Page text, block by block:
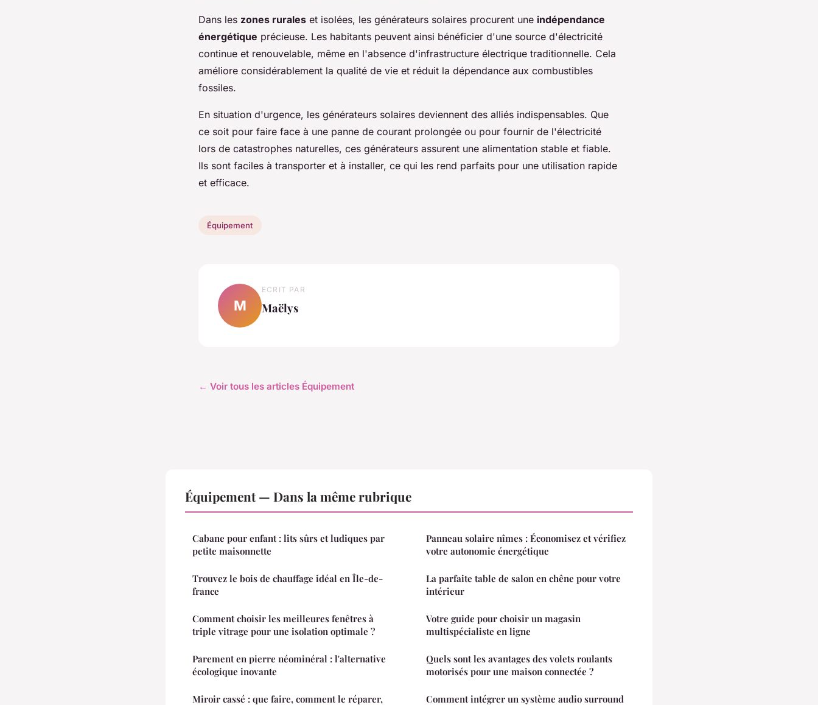
Dans les zones rurales et isolées, les générateurs solaires procurent une indépendance
énergétique précieuse. Les habitants peuvent ainsi bénéficier d'une source d'électricité
continue et renouvelable, même en l'absence d'infrastructure électrique traditionnelle. Cela
améliore considérablement la qualité de vie et réduit la dépendance aux combustibles
fossiles.
En situation d'urgence, les générateurs solaires deviennent des alliés indispensables. Que
ce soit pour faire face à une panne de courant prolongée ou pour fournir de l'électricité
lors de catastrophes naturelles, ces générateurs assurent une alimentation stable et fiable.
Ils sont faciles à transporter et à installer, ce qui les rend parfaits pour une utilisation rapide
et efficace.
Équipement
M
ECRIT PAR
Maëlys
← Voir tous les articles Équipement
Équipement — Dans la même rubrique
Cabane pour enfant : lits sûrs et ludiques par
petite maisonnette
Trouvez le bois de chauffage idéal en Île-de-
france
Comment choisir les meilleures fenêtres à
triple vitrage pour une isolation optimale ?
Parement en pierre néominéral : l'alternative
écologique inovante
Miroir cassé : que faire, comment le réparer,
Panneau solaire nîmes : Économisez et vérifiez
votre autonomie énergétique
La parfaite table de salon en chêne pour votre
intérieur
Votre guide pour choisir un magasin
multispécialiste en ligne
Quels sont les avantages des volets roulants
motorisés pour une maison connectée ?
Comment intégrer un système audio surround